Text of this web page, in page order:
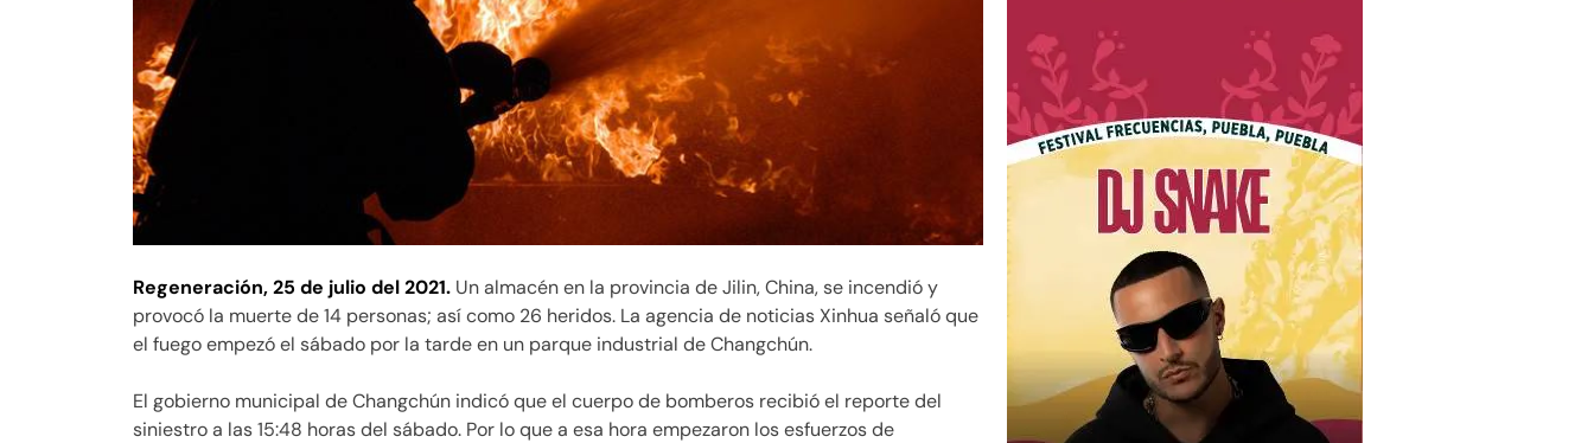
Regeneración,25 de julio del 2021. Un almacén en la provincia de Jilin, China, se incendió y
provocó la muerte de 14 personas; así como 26 heridos. La agencia de noticias Xinhua señaló que
el fuego empezó el sábado por la tarde en un parque industrial de Changchún.
El gobierno municipal de Changchún indicó que el cuerpo de bomberos recibió el reporte del
siniestro a las 15:48 horas del sábado. Por lo que a esa hora empezaron los esfuerzos de